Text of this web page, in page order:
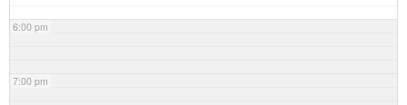
6:00 pm
7:00 pm